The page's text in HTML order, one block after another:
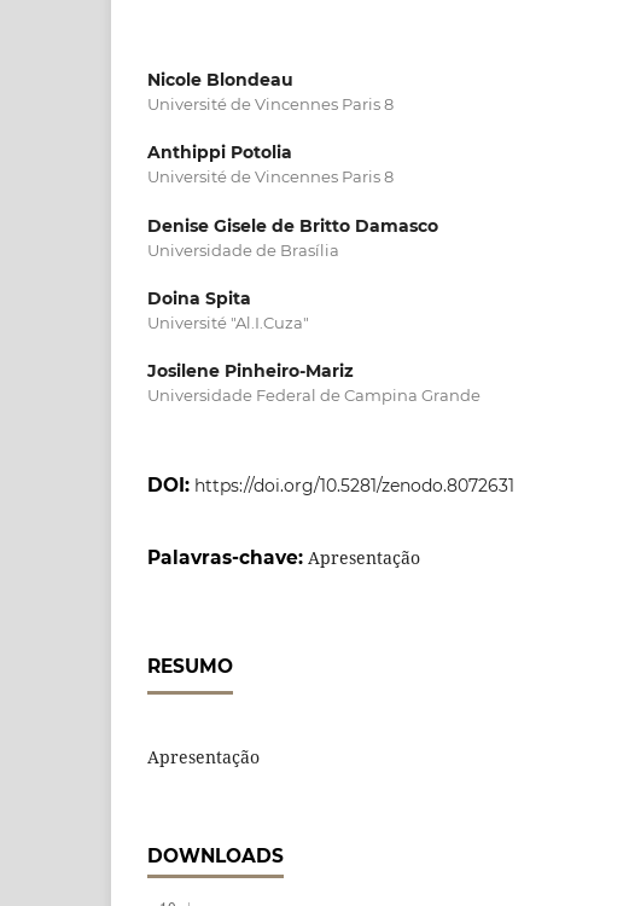
Nicole Blondeau
Université de Vincennes Paris 8
Anthippi Potolia
Université de Vincennes Paris 8
Denise Gisele de Britto Damasco
Universidade de Brasília
Doina Spita
Université "Al.I.Cuza"
Josilene Pinheiro-Mariz
Universidade Federal de Campina Grande
DOI: https://doi.org/10.5281/zenodo.8072631
Palavras-chave: Apresentação
RESUMO
Apresentação
DOWNLOADS